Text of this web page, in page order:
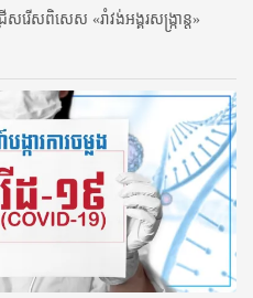
រើសពិសេស «រាំវង់អង្គរសង្ក្រាន្ត»